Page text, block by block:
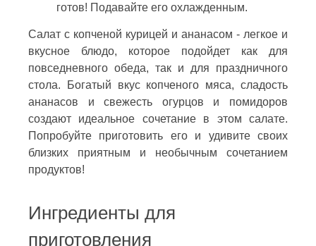
готов! Подавайте его охлажденным.
Салат с копченой курицей и ананасом - легкое и
вкусное блюдо, которое подойдет как для
повседневного обеда, так и для праздничного
стола. Богатый вкус копченого мяса, сладость
ананасов и свежесть огурцов и помидоров
создают идеальное сочетание в этом салате.
Попробуйте приготовить его и удивите своих
близких приятным и необычным сочетанием
продуктов!
Ингредиенты для
приготовления